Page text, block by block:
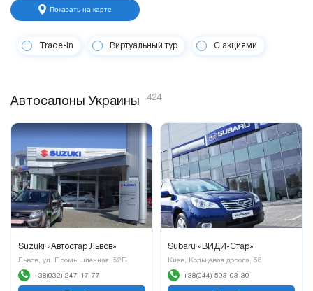
Показать на карте
Trade-in Виртуальный тур С акциями
Автосалоны Украины 424
Suzuki «Автостар Львов»
Львов, ул. Промышленная, 52Б
+38(032)-247-17-77
Subaru «ВИДИ-Стар»
Киев, Кольцевая дорога, 56
+38(044)-503-03-30